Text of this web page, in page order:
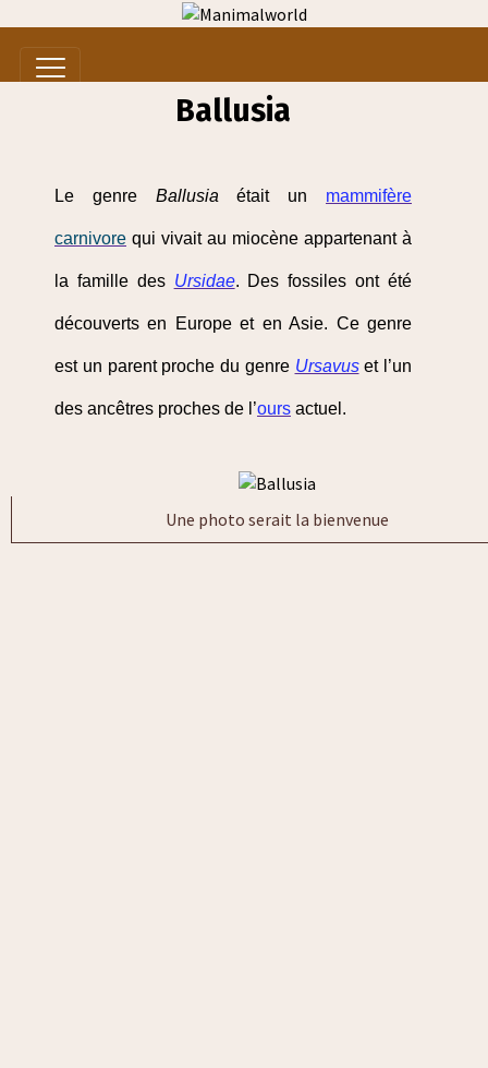
Ballusia
Le genre Ballusia était un mammifère
carnivore qui vivait au miocène appartenant à
la famille des Ursidae. Des fossiles ont été
découverts en Europe et en Asie. Ce genre
est un parent proche du genre Ursavuset l’un
des ancêtres proches de l’ours actuel.
Une photo serait la bienvenue